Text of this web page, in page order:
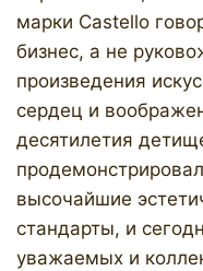
марки Castello
бизнес, а не
произведения
сердец и
десятилетия
высочайшие
стандарты, и
уважаемых и